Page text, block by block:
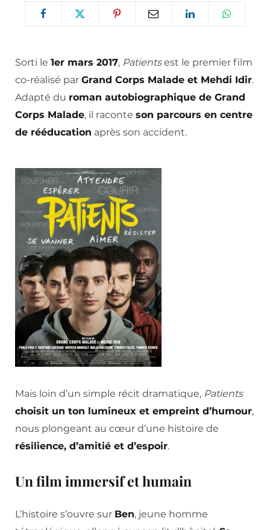
Sorti le 1er mars 2017, Patientsest le premier film
co-réalisé par Grand Corps Malade et Mehdi Idir.
Adapté du roman autobiographique de Grand
Corps Malade, il raconte son parcours en centre
de rééducation après son accident.
Mais loin d’un simple récit dramatique, Patients
choisit un ton lumineux et empreint d’humour,
nous plongeant au cœur d’une histoire de
résilience, d’amitié et d’espoir.
Un film immersif et humain
L’histoire s’ouvre sur Ben, jeune homme